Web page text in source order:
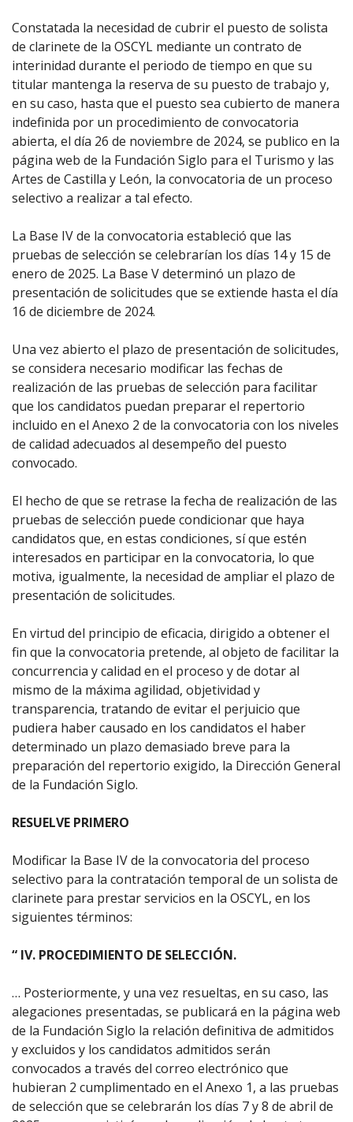
Constatada la necesidad de cubrir el puesto de solista
de clarinete de la OSCYL mediante un contrato de
interinidad durante el periodo de tiempo en que su
titular mantenga la reserva de su puesto de trabajo y,
en su caso, hasta que el puesto sea cubierto de manera
indefinida por un procedimiento de convocatoria
abierta, el día 26 de noviembre de 2024, se publico en la
página web de la Fundación Siglo para el Turismo y las
Artes de Castilla y León, la convocatoria de un proceso
selectivo a realizar a tal efecto.
La Base IV de la convocatoria estableció que las
pruebas de selección se celebrarían los días 14 y 15 de
enero de 2025. La Base V determinó un plazo de
presentación de solicitudes que se extiende hasta el día
16 de diciembre de 2024.
Una vez abierto el plazo de presentación de solicitudes,
se considera necesario modificar las fechas de
realización de las pruebas de selección para facilitar
que los candidatos puedan preparar el repertorio
incluido en el Anexo 2 de la convocatoria con los niveles
de calidad adecuados al desempeño del puesto
convocado.
El hecho de que se retrase la fecha de realización de las
pruebas de selección puede condicionar que haya
candidatos que, en estas condiciones, sí que estén
interesados en participar en la convocatoria, lo que
motiva, igualmente, la necesidad de ampliar el plazo de
presentación de solicitudes.
En virtud del principio de eficacia, dirigido a obtener el
fin que la convocatoria pretende, al objeto de facilitar la
concurrencia y calidad en el proceso y de dotar al
mismo de la máxima agilidad, objetividad y
transparencia, tratando de evitar el perjuicio que
pudiera haber causado en los candidatos el haber
determinado un plazo demasiado breve para la
preparación del repertorio exigido, la Dirección General
de la Fundación Siglo.
RESUELVE PRIMERO
Modificar la Base IV de la convocatoria del proceso
selectivo para la contratación temporal de un solista de
clarinete para prestar servicios en la OSCYL, en los
siguientes términos:
“ IV. PROCEDIMIENTO DE SELECCIÓN.
… Posteriormente, y una vez resueltas, en su caso, las
alegaciones presentadas, se publicará en la página web
de la Fundación Siglo la relación definitiva de admitidos
y excluidos y los candidatos admitidos serán
convocados a través del correo electrónico que
hubieran 2 cumplimentado en el Anexo 1, a las pruebas
de selección que se celebrarán los días 7 y 8 de abril de